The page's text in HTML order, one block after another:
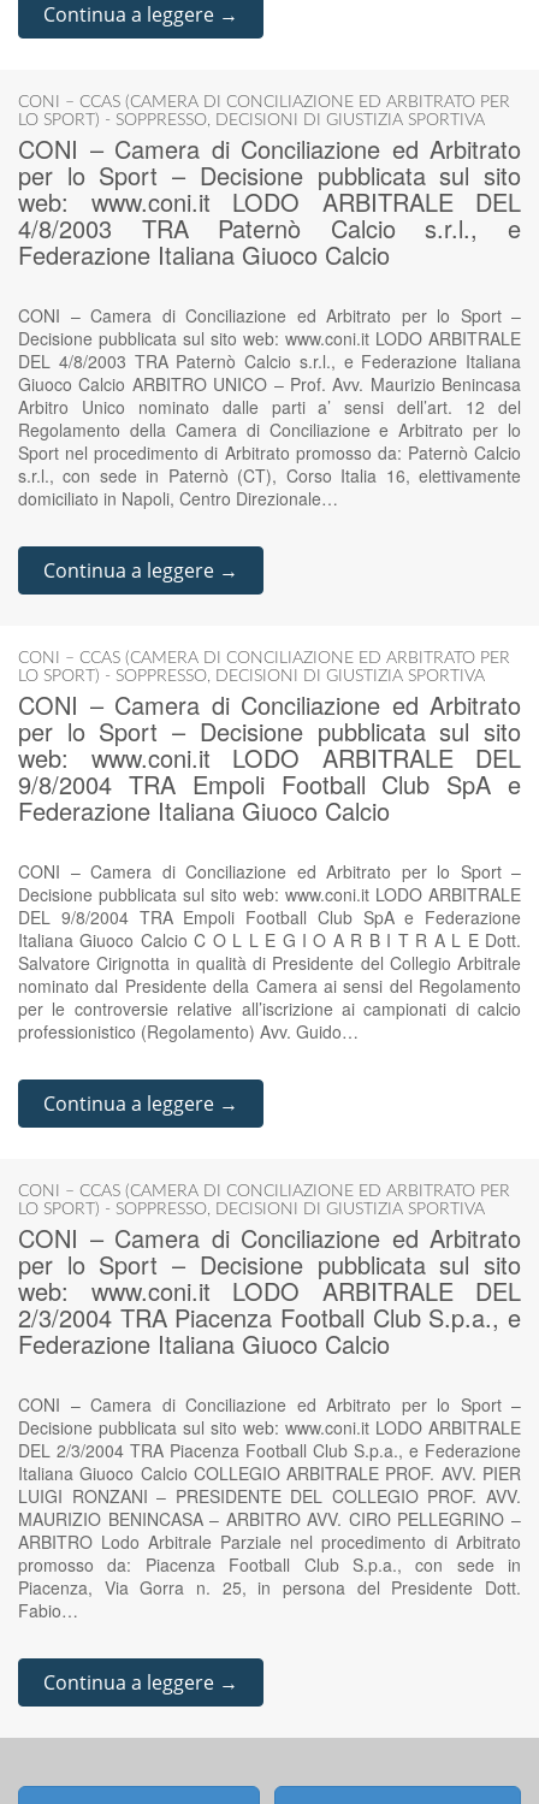
Continua a leggere →
CONI – CCAS (CAMERA DI CONCILIAZIONE ED ARBITRATO PER
LO SPORT) - SOPPRESSO, DECISIONI DI GIUSTIZIA SPORTIVA
CONI – Camera di Conciliazione ed Arbitrato
per lo Sport – Decisione pubblicata sul sito
web: www.coni.it LODO ARBITRALE DEL
4/8/2003 TRA Paternò Calcio s.r.l., e
Federazione Italiana Giuoco Calcio
CONI – Camera di Conciliazione ed Arbitrato per lo Sport –
Decisione pubblicata sul sito web: www.coni.it LODO ARBITRALE
DEL 4/8/2003 TRA Paternò Calcio s.r.l., e Federazione Italiana
Giuoco Calcio ARBITRO UNICO – Prof. Avv. Maurizio Benincasa
Arbitro Unico nominato dalle parti a’ sensi dell’art. 12 del
Regolamento della Camera di Conciliazione e Arbitrato per lo
Sport nel procedimento di Arbitrato promosso da: Paternò Calcio
s.r.l., con sede in Paternò (CT), Corso Italia 16, elettivamente
domiciliato in Napoli, Centro Direzionale…
Continua a leggere →
CONI – CCAS (CAMERA DI CONCILIAZIONE ED ARBITRATO PER
LO SPORT) - SOPPRESSO, DECISIONI DI GIUSTIZIA SPORTIVA
CONI – Camera di Conciliazione ed Arbitrato
per lo Sport – Decisione pubblicata sul sito
web: www.coni.it LODO ARBITRALE DEL
9/8/2004 TRA Empoli Football Club SpA e
Federazione Italiana Giuoco Calcio
CONI – Camera di Conciliazione ed Arbitrato per lo Sport –
Decisione pubblicata sul sito web: www.coni.it LODO ARBITRALE
DEL 9/8/2004 TRA Empoli Football Club SpA e Federazione
Italiana Giuoco Calcio C O L L E G I O A R B I T R A L E Dott.
Salvatore Cirignotta in qualità di Presidente del Collegio Arbitrale
nominato dal Presidente della Camera ai sensi del Regolamento
per le controversie relative all’iscrizione ai campionati di calcio
professionistico (Regolamento) Avv. Guido…
Continua a leggere →
CONI – CCAS (CAMERA DI CONCILIAZIONE ED ARBITRATO PER
LO SPORT) - SOPPRESSO, DECISIONI DI GIUSTIZIA SPORTIVA
CONI – Camera di Conciliazione ed Arbitrato
per lo Sport – Decisione pubblicata sul sito
web: www.coni.it LODO ARBITRALE DEL
2/3/2004 TRA Piacenza Football Club S.p.a., e
Federazione Italiana Giuoco Calcio
CONI – Camera di Conciliazione ed Arbitrato per lo Sport –
Decisione pubblicata sul sito web: www.coni.it LODO ARBITRALE
DEL 2/3/2004 TRA Piacenza Football Club S.p.a., e Federazione
Italiana Giuoco Calcio COLLEGIO ARBITRALE PROF. AVV. PIER
LUIGI RONZANI – PRESIDENTE DEL COLLEGIO PROF. AVV.
MAURIZIO BENINCASA – ARBITRO AVV. CIRO PELLEGRINO –
ARBITRO Lodo Arbitrale Parziale nel procedimento di Arbitrato
promosso da: Piacenza Football Club S.p.a., con sede in
Piacenza, Via Gorra n. 25, in persona del Presidente Dott.
Fabio…
Continua a leggere →